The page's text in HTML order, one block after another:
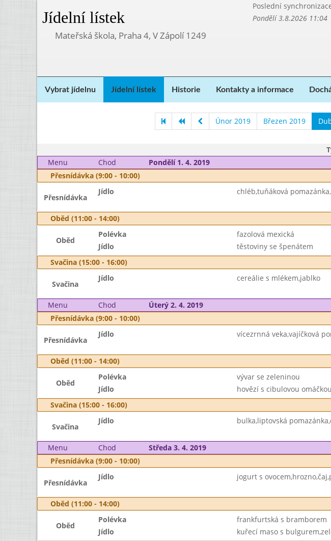
Jídelní lístek
Poslední
Pondělí 3.8.2026 11:04
Mateřská škola, Praha 4, V Zápolí 1249
Vybrat jídelnu Jídelní lístek Historie Kontakty a informace
Únor 2019 Březen 2019
Menu
Chod Pondělí 1. 4. 2019
Přesnídávka (9:00 - 10:00)
Přesnídávka
Jídlo chléb,tuňáková
Oběd (11:00 - 14:00)
Oběd
Polévka fazolová mexická
Jídlo
těstoviny se špenátem
Svačina (15:00 - 16:00)
Svačina
Jídlo cereálie s mlékem,jablko
Menu Chod Úterý 2. 4. 2019
Přesnídávka (9:00 - 10:00)
Přesnídávka
Jídlo vícezrnná veka,vajíčková
Oběd (11:00 - 14:00)
Oběd
Polévka vývar se zeleninou
Jídlo
hovězí s cibulovou
Svačina (15:00 - 16:00)
Svačina
Jídlo bulka,liptovská
Menu Chod Středa 3. 4. 2019
Přesnídávka (9:00 - 10:00)
Přesnídávka
Jídlo jogurt s
Oběd (11:00 - 14:00)
Oběd
Polévka frankfurtská s bramborem
Jídlo
kuřecí maso s